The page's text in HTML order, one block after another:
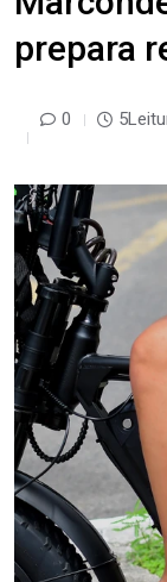
prepara
0